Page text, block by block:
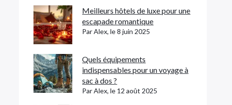
Meilleurs hôtels de luxe pour une
escapade romantique
Par Alex, le 8 juin 2025
Quels équipements
indispensables pour un voyage à
sac à dos ?
Par Alex, le 12 août 2025